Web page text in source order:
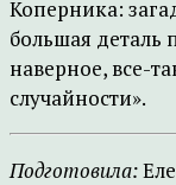
Коперника:
большая деталь
наверное, все-
случайности».
Подготовила: